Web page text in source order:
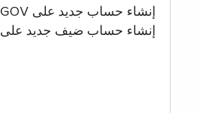
إنشاء حساب جديد على NY.GOV
إنشاء حساب ضيف جديد على SNAP